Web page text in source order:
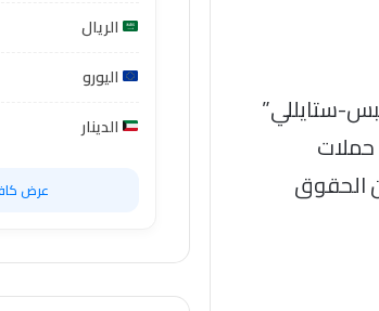
ستايللي”
حملات
الحقوق
الريال
اليورو
الدينار
عرض